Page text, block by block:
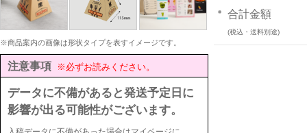
※商品案内の画像は形状タイプを表すイメージです。
注意事項 ※必ずお読みください。
データに不備があると発送予定日に
影響が出る可能性がございます。
合計金額
(税込・送料別途)